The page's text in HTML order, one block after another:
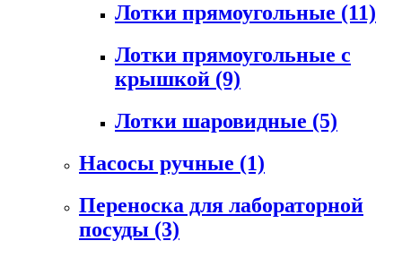
Лотки прямоугольные (11)
Лотки прямоугольные с
крышкой (9)
Лотки шаровидные (5)
Насосы ручные (1)
Переноска для лабораторной
посуды (3)